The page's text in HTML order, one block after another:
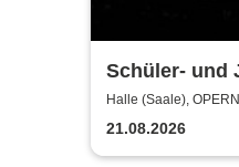
Schüler- und
| Theater,
Halle
Halle (Saale),
21.08.2026